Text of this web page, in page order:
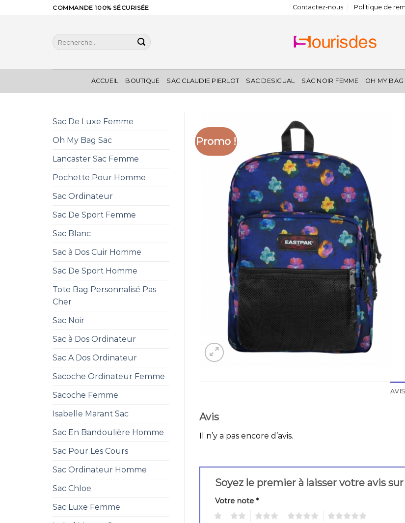
COMMANDE 100% SÉCURISÉE Contactez-nous Politique de
Recherche
pour :
ACCUEIL BOUTIQUE SAC CLAUDIE PIERLOT SAC DESIGUAL SAC NOIR FEMME OH MY BAG
Sac De Luxe Femme
Oh My Bag Sac
Lancaster Sac Femme
Pochette Pour Homme
Sac Ordinateur
Sac De Sport Femme
Sac Blanc
Sac à Dos Cuir Homme
Sac De Sport Homme
Tote Bag Personnalisé Pas
Cher
Sac Noir
Sac à Dos Ordinateur
Sac A Dos Ordinateur
Sacoche Ordinateur Femme
Sacoche Femme
Isabelle Marant Sac
Sac En Bandoulière Homme
Sac Pour Les Cours
Sac Ordinateur Homme
Sac Chloe
Sac Luxe Femme
Promo !
Avis
Il n’y a pas encore d’avis.
Soyez le premier à laisser votre avis
Votre note *